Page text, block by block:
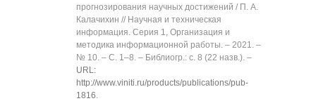
прогнозирования научных достижений / П. А.
Калачихин // Научная и техническая
информация. Серия 1, Организация и
методика информационной работы. ‒ 2021. ‒
№ 10. ‒ C. 1‒8. ‒ Библиогр.: с. 8 (22 назв.). ‒
URL:
http://www.viniti.ru/products/publications/pub-
1816.